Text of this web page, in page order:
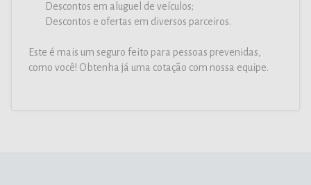
Descontos em aluguel de veículos;
Descontos e ofertas em diversos parceiros.
Este é mais um seguro feito para pessoas prevenidas,
como você! Obtenha já uma cotação com nossa equipe.